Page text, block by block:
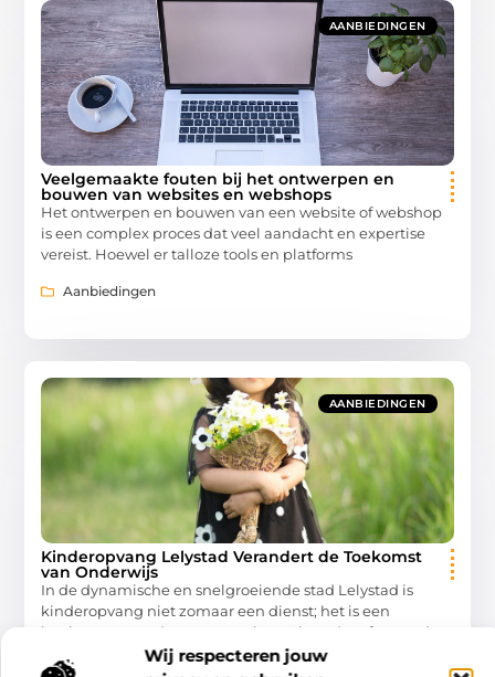
Wij respecteren jouw
AANBIEDINGEN
Veelgemaakte fouten bij het ontwerpen en
bouwen van websites en webshops
Het ontwerpen en bouwen van een website of webshop
is een complex proces dat veel aandacht en expertise
vereist. Hoewel er talloze tools en platforms
Aanbiedingen
AANBIEDINGEN
Kinderopvang Lelystad Verandert de Toekomst
van Onderwijs
In de dynamische en snelgroeiende stad Lelystad is
kinderopvang niet zomaar een dienst; het is een
hoeksteen voor de gemeenschap. Als ouder of opvoeder